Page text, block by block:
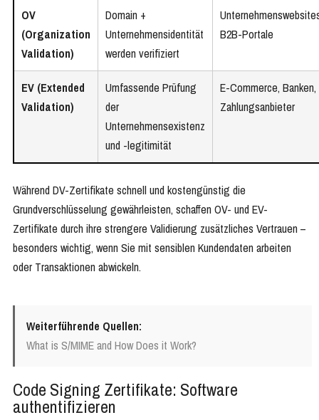
OV
(Organization
Validation)
Domain +
Unternehmensidentität
werden verifiziert
B2B-Portale
EV (Extended
Validation)
Umfassende Prüfung
der
Unternehmensexistenz
und -legitimität
E-Commerce, Banken,
Zahlungsanbieter
Während DV-Zertifikate schnell und kostengünstig die
Grundverschlüsselung gewährleisten, schaffen OV- und EV-
Zertifikate durch ihre strengere Validierung zusätzliches Vertrauen –
besonders wichtig, wenn Sie mit sensiblen Kundendaten arbeiten
oder Transaktionen abwickeln.
Weiterführende Quellen:
What is S/MIME and How Does it Work?
Code Signing Zertifikate: Software
authentifizieren